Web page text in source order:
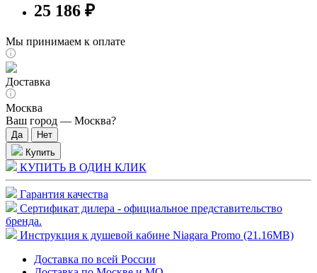
25 186 ₽
Мы принимаем к оплате
Доставка
Москва
Ваш город — Москва?
Купить
КУПИТЬ В ОДИН КЛИК
Гарантия качества
Сертификат дилера - официальное представительство
бренда.
Инструкция к душевой кабине Niagara Promo (21.16MB)
Доставка по всей России